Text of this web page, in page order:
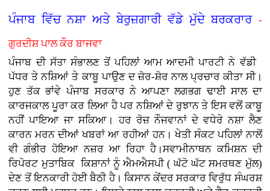
ਪੰਜਾਬ ਵਿੱਚ ਨਸ਼ਾ ਅਤੇ ਬੇਰੁਜ਼ਗਾਰੀ ਵੱਡੇ ਮੁੱਦੇ ਬਰਕਰਾਰ -
ਗੁਰਦੀਸ਼ ਪਾਲ ਕੌਰ ਬਾਜਵਾ
ਪੰਜਾਬ ਦੀ ਸੱਤਾ ਸੰਭਾਲਣ ਤੋਂ ਪਹਿਲਾਂ ਆਮ ਆਦਮੀ ਪਾਰਟੀ ਨੇ ਵੱਡੀ
ਪੱਧਰ ਤੇ ਨਸ਼ਿਆਂ ਤੇ ਕਾਬੂ ਪਾਉਣ ਦ ਜ਼ੋਰ-ਸ਼ੋਰ ਨਾਲ ਪ੍ਰਚਾਰ ਕੀਤਾ ਸੀ।
ਹੁਣ ਤੱਕ ਭਾਂਵੇ ਪੰਜਾਬ ਸਰਕਾਰ ਨੇ ਆਪਣਾ ਲਗਭਗ ਢਾਈ ਸਾਲ ਦਾ
ਕਾਰਜਕਾਲ ਪੂਰਾ ਕਰ ਲਿਆ ਹੈ ਪਰ ਨਸ਼ਿਆਂ ਦੇ ਰੁਝਾਨ ਤੇ ਇਸ ਵਲੋਂ ਕਾਬੂ
ਨਹੀਂ ਪਾਇਆ ਜਾ ਸਕਿਆ। ਹਰ ਰੋਜ਼ ਨੌਜਵਾਨਾਂ ਦੇ ਵਧੇਰੇ ਨਸ਼ਾ ਲੈਣ
ਕਾਰਨ ਮਰਨ ਦੀਆਂ ਖਬਰਾਂ ਆ ਰਹੀਆਂ ਹਨ। ਖੇਤੀ ਸੰਕਟ ਪਹਿਲਾਂ ਨਾਲੋਂ
ਵੀ ਗੰਭੀਰ ਹੋਇਆ ਨਜ਼ਰ ਆ ਰਿਹਾ ਹੈ।ਸਵਾਮੀਨਾਥਨ ਕਮਿਸ਼ਨ ਦੀ
ਰਿਪੋਰਟ ਮੁਤਾਬਿਕ ਕਿਸ਼ਾਨਾਂ ਨੂੰ ਐਮਐਸਪੀ ( ਘੱਟੋ ਘੱਟ ਸਮਰਥਣ ਮੁੱਲ)
ਦੇਣ ਤੋਂ ਇਨਕਾਰੀ ਹੋਈ ਬੈਠੀ ਹੈ। ਕਿਸਾਨ ਕੇਂਦਰ ਸਰਕਾਰ ਵਿਰੁੱਧ ਸੰਘਰਸ਼